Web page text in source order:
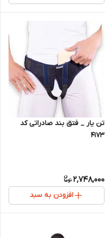
تن یار _ فتق بند صادراتی کد
4173
2,748,000
افزودن به سبد